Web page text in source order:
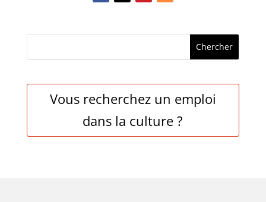
Vous recherchez un emploi
dans la culture ?